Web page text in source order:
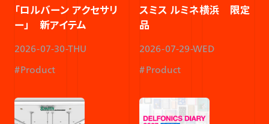
「ロルバーン アクセサリ
ー」 新アイテム​
2026-07-30-THU
Product
スミス ルミネ横浜 限定
品
2026-07-29-WED
Product